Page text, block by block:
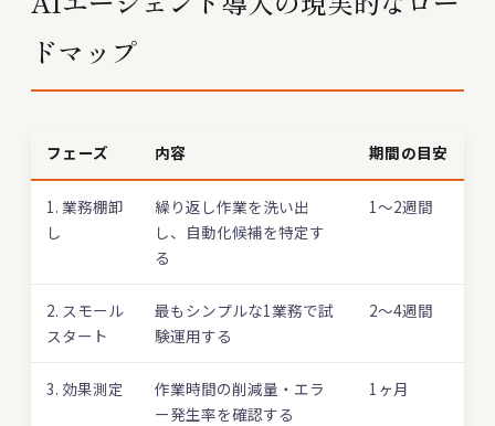
ドマップ
フェーズ 内容 期間の目安
1. 業務棚卸
し
繰り返し作業を洗い出
し、自動化候補を特定す
る
1〜2週間
2. スモール
スタート
最もシンプルな1業務で試
験運用する
2〜4週間
3. 効果測定
作業時間の削減量・エラ
ー発生率を確認する
1ヶ月